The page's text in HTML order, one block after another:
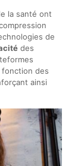
la santé ont
de
des
des
ainsi